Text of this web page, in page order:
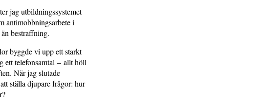
jag utbildningssystemet
antimobbningsarbete i
bestraffning.
byggde vi upp ett starkt
ett telefonsamtal – allt höll
När jag slutade
ställa djupare frågor: hur